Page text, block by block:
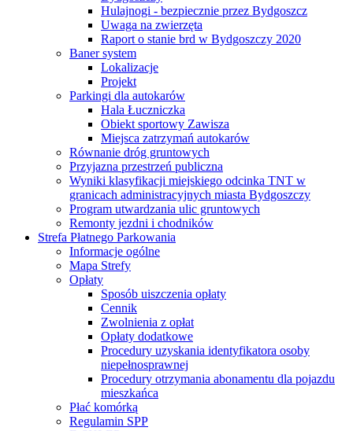
Hulajnogi - bezpiecznie przez Bydgoszcz
Uwaga na zwierzęta
Raport o stanie brd w Bydgoszczy 2020
Baner system
Lokalizacje
Projekt
Parkingi dla autokarów
Hala Łuczniczka
Obiekt sportowy Zawisza
Miejsca zatrzymań autokarów
Równanie dróg gruntowych
Przyjazna przestrzeń publiczna
Wyniki klasyfikacji miejskiego odcinka TNT w
granicach administracyjnych miasta Bydgoszczy
Program utwardzania ulic gruntowych
Remonty jezdni i chodników
Strefa Płatnego Parkowania
Informacje ogólne
Mapa Strefy
Opłaty
Sposób uiszczenia opłaty
Cennik
Zwolnienia z opłat
Opłaty dodatkowe
Procedury uzyskania identyfikatora osoby
niepełnosprawnej
Procedury otrzymania abonamentu dla pojazdu
mieszkańca
Płać komórką
Regulamin SPP